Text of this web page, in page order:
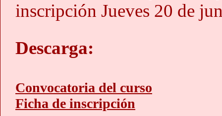
inscripción Jueves 20 de
Descarga:
Convocatoria del curso
Ficha de inscripción